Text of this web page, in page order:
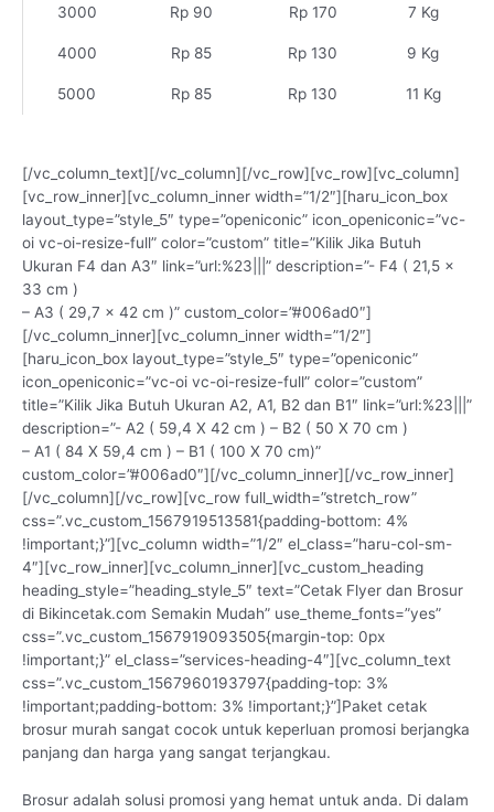
3000 Rp 90 Rp 170 7 Kg
4000 Rp 85 Rp 130 9 Kg
5000 Rp 85 Rp 130 11 Kg
[/vc_column_text][/vc_column][/vc_row][vc_row][vc_column]
[vc_row_inner][vc_column_inner width=”1/2″][haru_icon_box
layout_type=”style_5″ type=”openiconic” icon_openiconic=”vc-
oi vc-oi-resize-full” color=”custom” title=”Kilik Jika Butuh
Ukuran F4 dan A3″ link=”url:%23|||” description=”- F4 ( 21,5 x
33 cm )
– A3 ( 29,7 x 42 cm )” custom_color=”#006ad0″]
[/vc_column_inner][vc_column_inner width=”1/2″]
[haru_icon_box layout_type=”style_5″ type=”openiconic”
icon_openiconic=”vc-oi vc-oi-resize-full” color=”custom”
title=”Kilik Jika Butuh Ukuran A2, A1, B2 dan B1″ link=”url:%23|||”
description=”- A2 ( 59,4 X 42 cm ) – B2 ( 50 X 70 cm )
– A1 ( 84 X 59,4 cm ) – B1 ( 100 X 70 cm)”
custom_color=”#006ad0″][/vc_column_inner][/vc_row_inner]
[/vc_column][/vc_row][vc_row full_width=”stretch_row”
css=”.vc_custom_1567919513581{padding-bottom: 4%
!important;}”][vc_column width=”1/2″ el_class=”haru-col-sm-
4″][vc_row_inner][vc_column_inner][vc_custom_heading
heading_style=”heading_style_5″ text=”Cetak Flyer dan Brosur
di Bikincetak.com Semakin Mudah” use_theme_fonts=”yes”
css=”.vc_custom_1567919093505{margin-top: 0px
!important;}” el_class=”services-heading-4″][vc_column_text
css=”.vc_custom_1567960193797{padding-top: 3%
!important;padding-bottom: 3% !important;}”]Paket cetak
brosur murah sangat cocok untuk keperluan promosi berjangka
panjang dan harga yang sangat terjangkau.
Brosur adalah solusi promosi yang hemat untuk anda. Di dalam